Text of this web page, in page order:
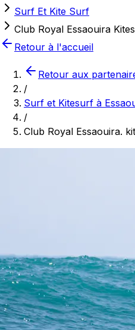
Surf Et Kite Surf
Club Royal Essaouira
Retour à l'accueil
Retour aux
/
Surf et Kitesurf à
/
Club Royal Essaouira.